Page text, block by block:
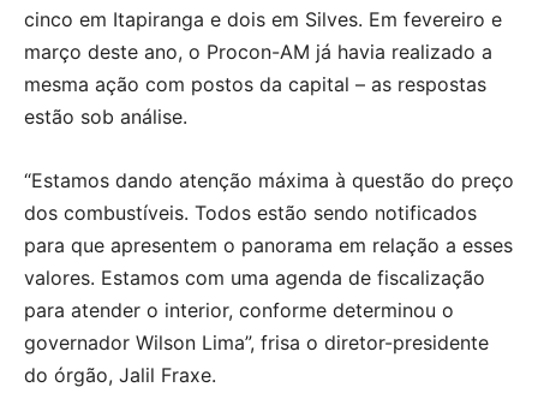
cinco em Itapiranga e dois em Silves. Em fevereiro e
março deste ano, o Procon-AM já havia realizado a
mesma ação com postos da capital – as respostas
estão sob análise.
“Estamos dando atenção máxima à questão do preço
dos combustíveis. Todos estão sendo notificados
para que apresentem o panorama em relação a esses
valores. Estamos com uma agenda de fiscalização
para atender o interior, conforme determinou o
governador Wilson Lima”, frisa o diretor-presidente
do órgão, Jalil Fraxe.